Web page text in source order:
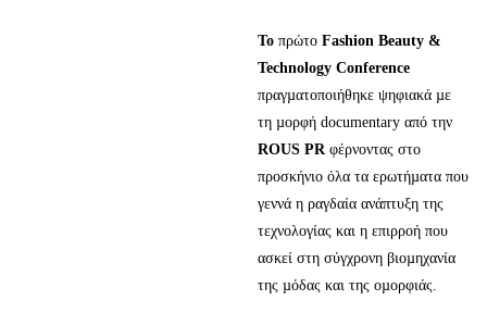
Toπρώτο Fashion Beauty &
Technology Conference
πραγµατοποιήθηκε ψηφιακά µε
τη µορφή documentary από την
ROUS PR φέρνοντας στο
προσκήνιο όλα τα ερωτήµατα που
γεννά η ραγδαία ανάπτυξη της
τεχνολογίας και η επιρροή που
ασκεί στη σύγχρονη βιοµηχανία
της µόδας και της οµορφιάς.